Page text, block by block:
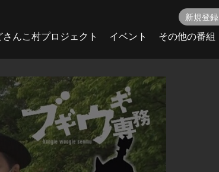
新規登録
さんこ村プロジェクト イベント その他の番組